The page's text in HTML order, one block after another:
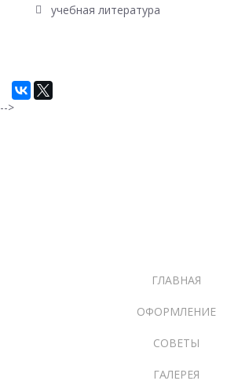
учебная литература
-->
ГЛАВНАЯ
ОФОРМЛЕНИЕ
СОВЕТЫ
ГАЛЕРЕЯ